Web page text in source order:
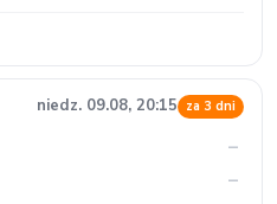
niedz. 09.08, 20:15 za 3 dni
–
–